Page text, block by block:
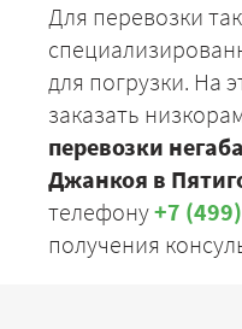
Для перевозки
для погрузки. На
заказать
перевозки
Джанкоя в
телефону+7
получения